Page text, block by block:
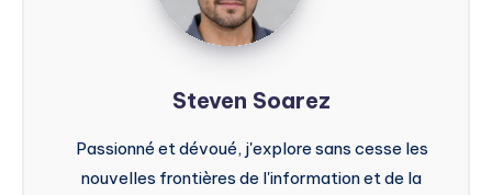
Steven Soarez
Passionné et dévoué, j'explore sans cesse les
nouvelles frontières de l'information et de la